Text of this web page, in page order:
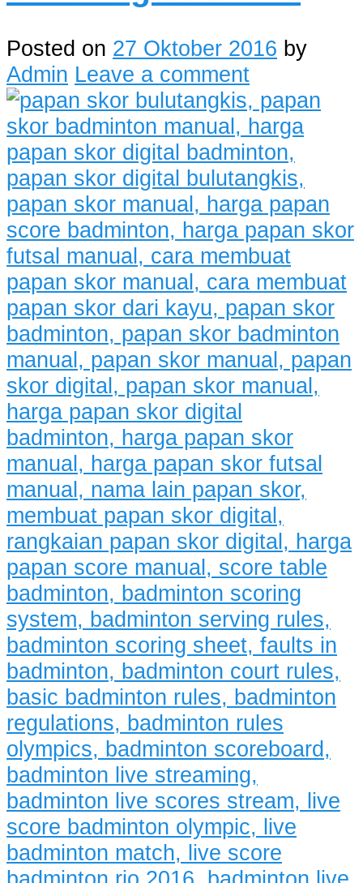
Posted on 27 Oktober 2016 by
Admin Leave a comment